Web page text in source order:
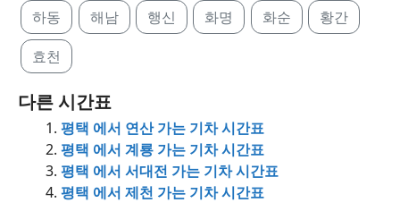
하동 해남 행신 화명 화순 황간
효천
다른 시간표
평택 에서 연산 가는 기차 시간표
평택 에서 계룡 가는 기차 시간표
평택 에서 서대전 가는 기차 시간표
평택 에서 제천 가는 기차 시간표